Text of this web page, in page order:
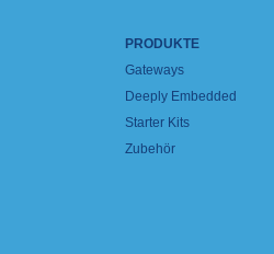
PRODUKTE
Gateways
Deeply Embedded
Starter Kits
Zubehör